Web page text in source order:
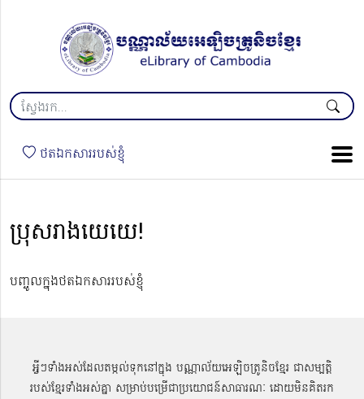
ថតឯកសាររបស់ខ្ញុំ
ប្រុសរាងយេយេ!
បញ្ចូលក្នុងថតឯកសាររបស់ខ្ញុំ
អ្វីៗទាំងអស់ដែលតម្កល់ទុកនៅក្នុង បណ្ណាល័យអេឡិចត្រូនិចខ្មែរ ជាសម្បតិ្ត
របស់ខ្មែរទាំងអស់គ្នា សម្រាប់បម្រើជាប្រយោជន៍សាធារណៈ ដោយមិនគិតរក